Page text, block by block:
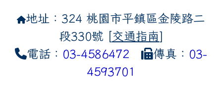
地址：324 桃園市平鎮區金陵路二
段330號 [交通指南]
電話： 03-4586472 傳真： 03-
4593701